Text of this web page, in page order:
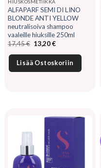
HIUSKOSMETIIKKA
ALFAPARF SEMI DI LINO
BLONDE ANTI YELLOW
neutralisoiva shampoo
vaaleille hiuksille 250ml
17,45€ Alkuperäinen
hinta
oli:
17,45 €.
13,20€Nykyinen
on:
13,20 €.
Lisää Ostoskoriin